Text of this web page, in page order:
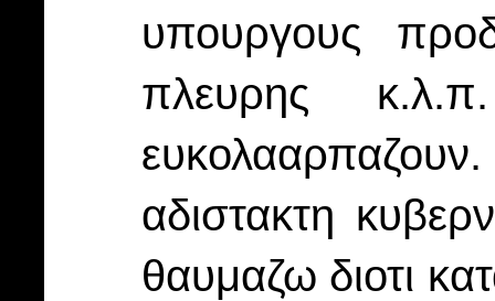
υπουργους
πλευρης
ευκολααρπαζουν.
αδιστακτη
θαυμαζω διοτι